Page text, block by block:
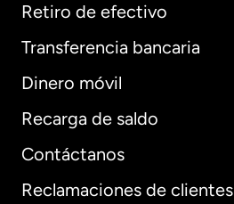
Retiro de efectivo
Transferencia bancaria
Dinero móvil
Recarga de saldo
Contáctanos
Reclamaciones de clientes